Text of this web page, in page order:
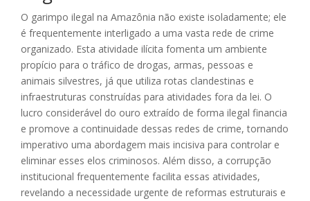
O garimpo ilegal na Amazônia não existe isoladamente; ele
é frequentemente interligado a uma vasta rede de crime
organizado. Esta atividade ilícita fomenta um ambiente
propício para o tráfico de drogas, armas, pessoas e
animais silvestres, já que utiliza rotas clandestinas e
infraestruturas construídas para atividades fora da lei. O
lucro considerável do ouro extraído de forma ilegal financia
e promove a continuidade dessas redes de crime, tornando
imperativo uma abordagem mais incisiva para controlar e
eliminar esses elos criminosos. Além disso, a corrupção
institucional frequentemente facilita essas atividades,
revelando a necessidade urgente de reformas estruturais e